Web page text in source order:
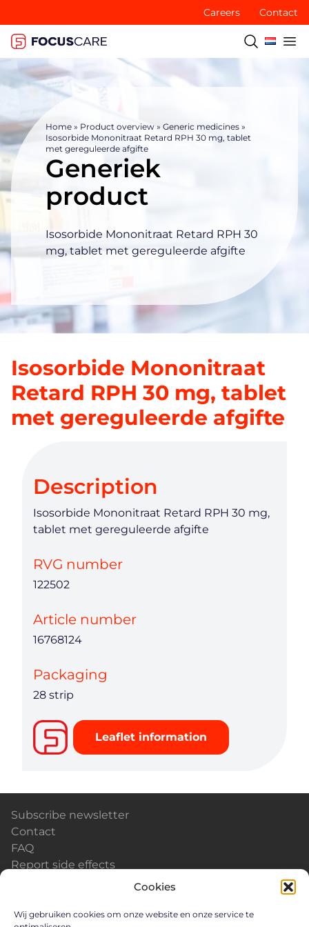
Cookies
Wij gebruiken cookies om onze website en onze service te
Careers Contact
Home » Product overview » Generic medicines »
Isosorbide Mononitraat Retard RPH 30 mg, tablet
met gereguleerde afgifte
Generiek
product
Isosorbide Mononitraat Retard RPH 30
mg, tablet met gereguleerde afgifte
Isosorbide Mononitraat
Retard RPH 30 mg, tablet
met gereguleerde afgifte
Description
Isosorbide Mononitraat Retard RPH 30 mg,
tablet met gereguleerde afgifte
RVG number
122502
Article number
16768124
Packaging
28 strip
Leaflet information
Subscribe newsletter
Contact
FAQ
Report side effects
Careers